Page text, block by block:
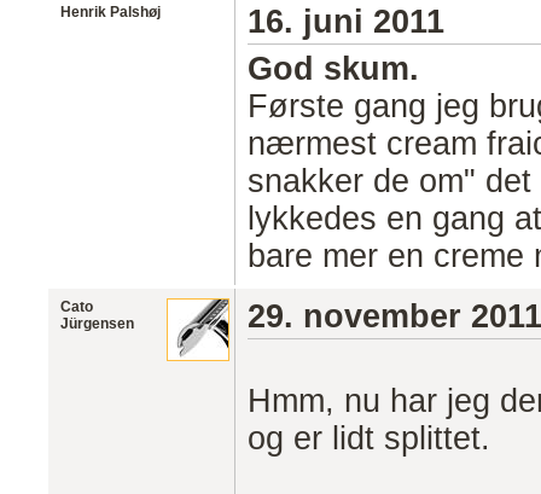
Henrik Palshøj
16. juni 2011
God skum.
Første gang jeg
nærmest cream
snakker de om"
lykkedes en gang
bare mer en
Cato
Jürgensen
29. november 2011
Hmm, nu har jeg
og er lidt splittet.